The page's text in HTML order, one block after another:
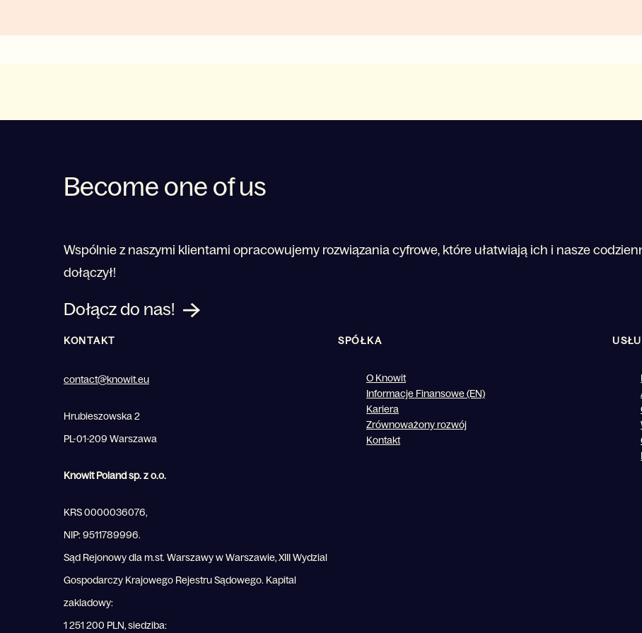
Become one of us
Wspólnie z naszymi klientami opracowujemy rozwiązania cyfrowe, które ułatwiają ich i nasze
dołączył!
Dołącz do nas!
KONTAKT
contact@knowit.eu
Hrubieszowska 2
PL-01-209 Warszawa
Knowit Poland sp. z o.o.
KRS 0000036076,
NIP: 9511789996.
Sąd Rejonowy dla m.st. Warszawy w Warszawie, XIII Wydzial
Gospodarczy Krajowego Rejestru Sądowego. Kapital
zakladowy:
1 251 200 PLN, siedziba:
SPÓŁKA
O Knowit
Informacje Finansowe (EN)
Kariera
Zrównoważony rozwój
Kontakt